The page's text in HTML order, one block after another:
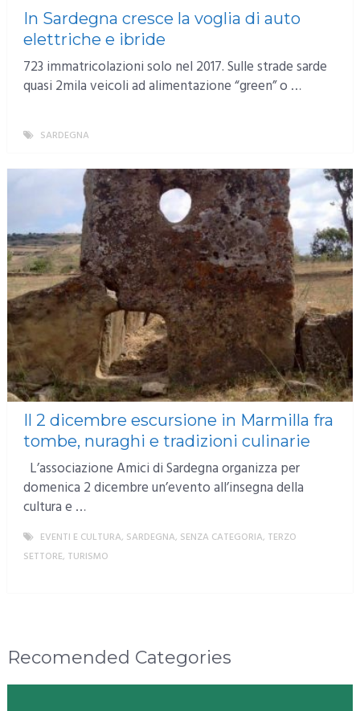
In Sardegna cresce la voglia di auto
elettriche e ibride
723 immatricolazioni solo nel 2017. Sulle strade sarde
quasi 2mila veicoli ad alimentazione “green” o …
SARDEGNA
Il 2 dicembre escursione in Marmilla fra
tombe, nuraghi e tradizioni culinarie
L’associazione Amici di Sardegna organizza per
domenica 2 dicembre un’evento all’insegna della
cultura e …
EVENTI E CULTURA, SARDEGNA, SENZA CATEGORIA, TERZO
SETTORE, TURISMO
Recomended Categories